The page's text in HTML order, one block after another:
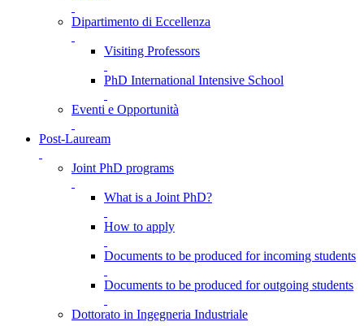
Dipartimento di Eccellenza
Visiting Professors
PhD International Intensive School
Eventi e Opportunità
Post-Lauream
Joint PhD programs
What is a Joint PhD?
How to apply
Documents to be produced for incoming students
Documents to be produced for outgoing students
Dottorato in Ingegneria Industriale